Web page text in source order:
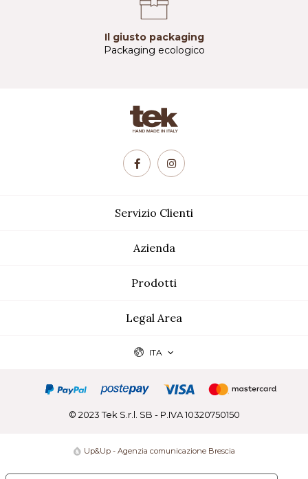
Il giusto packaging
Packaging ecologico
Servizio Clienti
Legal Area
Azienda
Prodotti
ITA
© 2023 Tek S.r.l. SB - P.IVA 10320750150
Up&Up - Agenzia comunicazione Brescia